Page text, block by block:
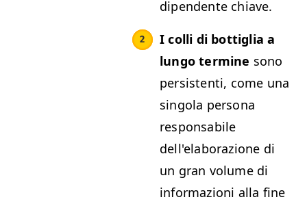
dipendente chiave.
I colli di bottiglia a
lungo termine sono
persistenti, come una
singola persona
responsabile
dell'elaborazione di
un gran volume di
informazioni alla fine